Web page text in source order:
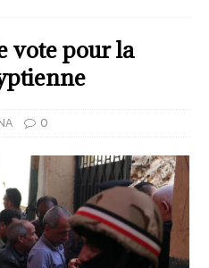
vote pour la
0